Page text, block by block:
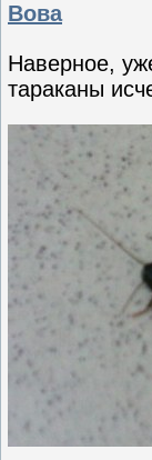
Вова
Наверное,
тараканы